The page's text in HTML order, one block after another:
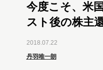
今度こそ、米
スト後の株主
2018.07.22
丹羽唯一朗